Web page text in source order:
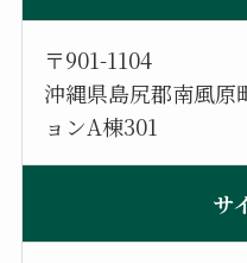
〒901-1104
沖縄県島尻郡南風原
ョンA棟301
サ